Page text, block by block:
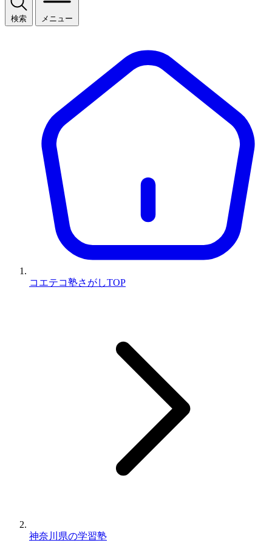
検索 メニュー
コエテコ塾さがしTOP
神奈川県の学習塾